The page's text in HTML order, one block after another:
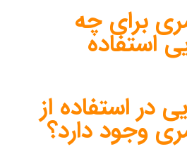
برای چه
استفاده
در استفاده از
وجود دارد؟